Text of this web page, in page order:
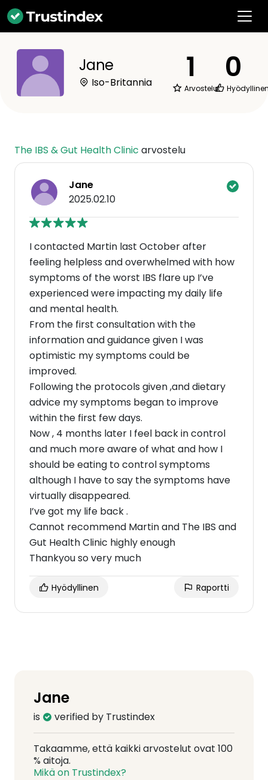
Jane
Iso-Britannia 1
Arvostelut
0
The IBS & Gut Health Clinic arvostelu
Jane
2025.02.10
I contacted Martin last October after
feeling helpless and overwhelmed with how
symptoms of the worst IBS flare up I’ve
experienced were impacting my daily life
and mental health.
From the first consultation with the
information and guidance given I was
optimistic my symptoms could be
improved.
Following the protocols given ,and dietary
advice my symptoms began to improve
within the first few days.
Now , 4 months later I feel back in control
and much more aware of what and how I
should be eating to control symptoms
although I have to say the symptoms have
virtually disappeared.
I’ve got my life back .
Cannot recommend Martin and The IBS and
Gut Health Clinic highly enough
Thankyou so very much
Hyödyllinen Raportti
Jane
is verified by Trustindex
Takaamme, että kaikki arvostelut ovat 100
% aitoja.
Mikä on Trustindex?